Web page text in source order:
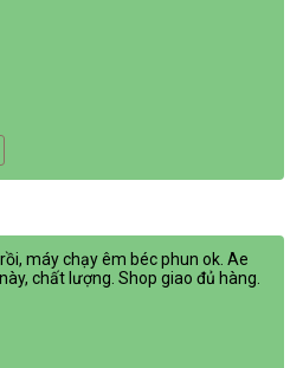
máy chạy êm béc phun ok. Ae
chất lượng. Shop giao đủ hàng.